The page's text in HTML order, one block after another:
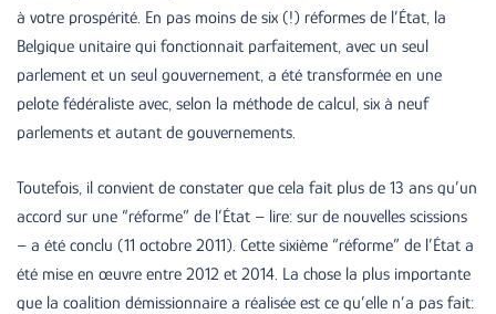
à votre prospérité. En pas moins de six (!) réformes de l’État, la
Belgique unitaire qui fonctionnait parfaitement, avec un seul
parlement et un seul gouvernement, a été transformée en une
pelote fédéraliste avec, selon la méthode de calcul, six à neuf
parlements et autant de gouvernements.
Toutefois, il convient de constater que cela fait plus de 13 ans qu’un
accord sur une “réforme” de l’État – lire: sur de nouvelles scissions
– a été conclu (11 octobre 2011). Cette sixième “réforme” de l’État a
été mise en œuvre entre 2012 et 2014. La chose la plus importante
que la coalition démissionnaire a réalisée est ce qu’elle n’a pas fait: